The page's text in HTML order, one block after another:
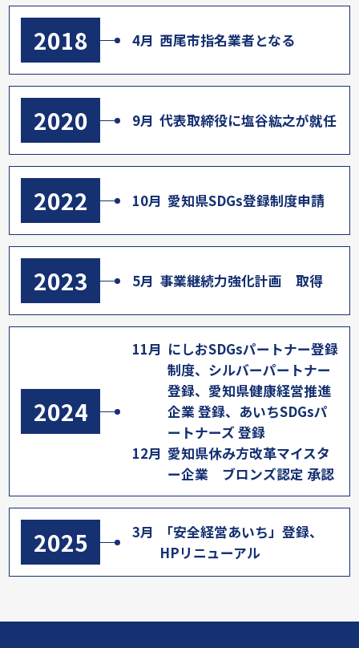
2018 4月 西尾市指名業者となる
2020 9月 代表取締役に塩谷紘之が就任
2022 10月 愛知県SDGs登録制度申請
2023 5月 事業継続力強化計画 取得
2024
11月 にしおSDGsパートナー登録
制度、シルバーパートナー
登録、 愛知県健康経営推進
企業 登録、あいちSDGsパ
ートナーズ 登録
12月 愛知県休み方改革マイスタ
ー企業 ブロンズ認定 承認
2025 3月
「安全経営あいち」登録、
HPリニューアル